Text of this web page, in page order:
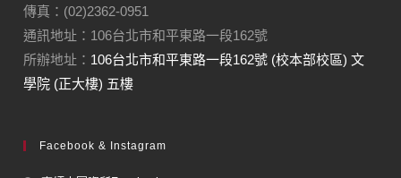
傳真：(02)2362-0951
通訊地址：106台北市和平東路一段162號
所辦地址： 106台北市和平東路一段162號 (校本部校區) 文
學院 (正大樓) 五樓
Facebook & Instagram